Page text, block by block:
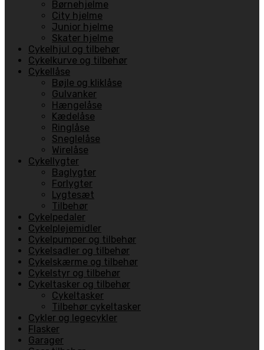
Børnehjelme
City hjelme
Junior hjelme
Skater hjelme
Cykelhjul og tilbehør
Cykelkurve og tilbehør
Cykellåse
Bøjle og kliklåse
Gulvanker
Hængelåse
Kædelåse
Ringlåse
Sneglelåse
Wirelåse
Cykellygter
Baglygter
Forlygter
Lygtesæt
Tilbehør
Cykelpedaler
Cykelplejemidler
Cykelpumper og tilbehør
Cykelsadler og tilbehør
Cykelskærme og tilbehør
Cykelstyr og tilbehør
Cykeltasker og tilbehør
Cykeltasker
Tilbehør cykeltasker
Cykler og legecykler
Flasker
Garager